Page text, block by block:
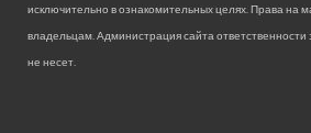
исключительно в ознакомительных целях. Права на
владельцам. Администрация сайта
не несет.